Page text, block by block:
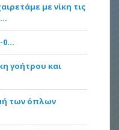
με νίκη τις
0…
γοήτρου και
των όπλων